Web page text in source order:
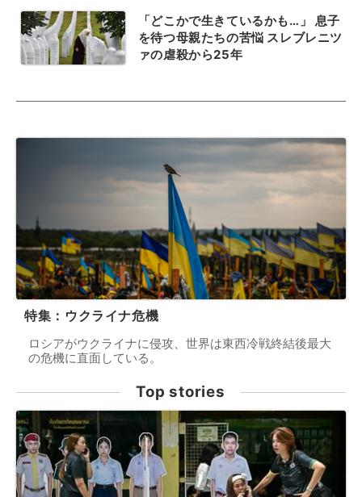
「どこかで生きているかも…」 息子
を待つ母親たちの苦悩 スレブレニツ
ァの虐殺から25年
特集：ウクライナ危機
ロシアがウクライナに侵攻、世界は東西冷戦終結後最大
の危機に直面している。
Top stories